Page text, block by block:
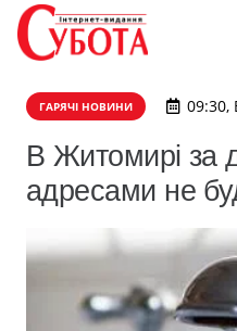
ГАРЯЧІ НОВИНИ 09:30,
В Житомирі за
адресами не